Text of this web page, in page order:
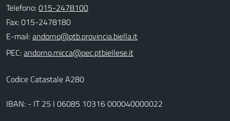
Telefono:015-2478100
Fax: 015-2478180
E-mail:
PEC:
Codice Catastale A280
IBAN: - IT 25 I 06085 10316 000040000022